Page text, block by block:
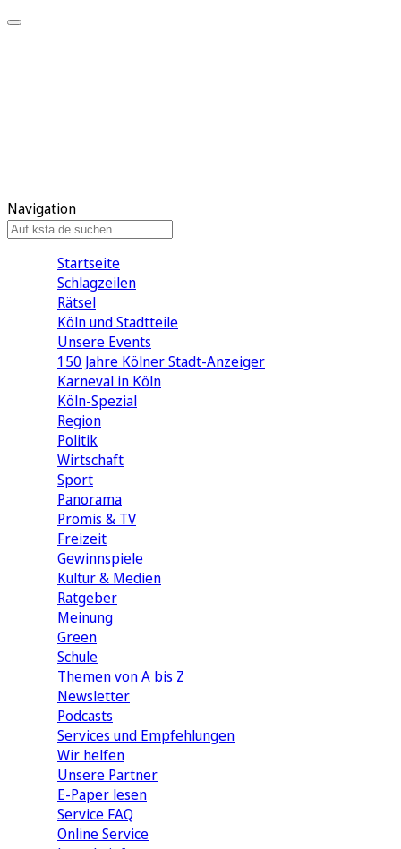
Navigation
Startseite
Schlagzeilen
Rätsel
Köln und Stadtteile
Unsere Events
150 Jahre Kölner Stadt-Anzeiger
Karneval in Köln
Köln-Spezial
Region
Politik
Wirtschaft
Sport
Panorama
Promis & TV
Freizeit
Gewinnspiele
Kultur & Medien
Ratgeber
Meinung
Green
Schule
Themen von A bis Z
Newsletter
Podcasts
Services und Empfehlungen
Wir helfen
Unsere Partner
E-Paper lesen
Service FAQ
Online Service